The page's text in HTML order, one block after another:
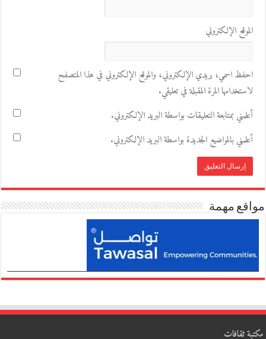
الموقع الإلكتروني
احفظ اسمي، بريدي الإلكتروني، والموقع الإلكتروني في هذا المتصفح
لاستخدامها المرة المقبلة في تعليقي.
أعلمني بمتابعة التعليقات بواسطة البريد الإلكتروني.
أعلمني بالمواضيع الجديدة بواسطة البريد الإلكتروني.
مواقع مهمة
مكتبة ثقافات